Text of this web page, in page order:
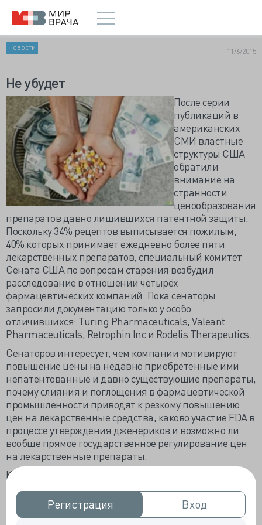
Регистрация
Регистрация Вход
Вход
Новости 11/6/2015
Не убудет
После серии
публикаций в
американских
СМИ властные
структуры США
обратили
внимание на
странности
ценообразования
препаратов давно лишившихся патентной защиты.
Поскольку 34% рецептов выписывается пожилым,
40% которых принимает ежедневно более пяти
лекарственных препаратов, специальный комитет
Сената США по вопросам старения возбудил
расследование в отношении четырёх
фармацевтических компаний. Пока сенаторы
запросили документацию только у особо
отличившихся: Turing Pharmaceuticals, Valeant
Pharmaceuticals, Retrophin Inc и Rodelis Therapeutics.
Сенаторов интересует, чем компании мотивируют
повышение цены на недавно приобретенные ими
непатентованные и давно существующие препараты,
почему слияния и поглощения в фармацевтической
промышленности приводят к резкому повышению
цен на лекарственные средства, каково участие FDA в
процессе утверждения дженериков и возможно ли
вообще прямое государственное регулирование цен
на лекарственные препараты.
Каждый запрос касается только определённого
препарата без рассмотрения ценовой политики
изучаемой компании. Так недавно перепроданная
Impax Laboratories компания Turing Pharmaceuticals